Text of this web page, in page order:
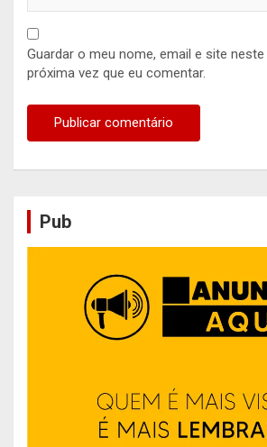
Guardar o meu nome, email e site
próxima vez que eu comentar.
Pub